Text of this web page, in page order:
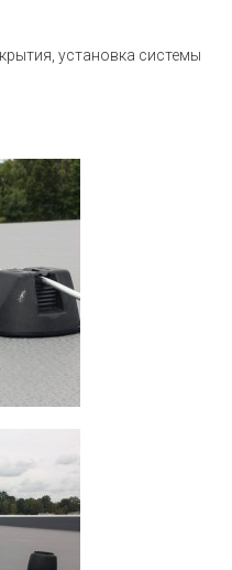
установка системы